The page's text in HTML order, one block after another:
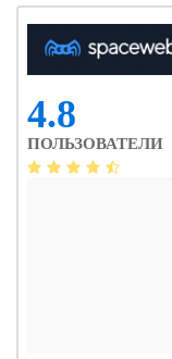
4.8
ПОЛЬЗОВАТЕЛИ